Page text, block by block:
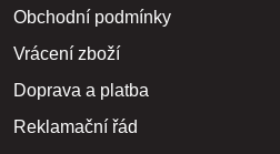
Obchodní podmínky
Vrácení zboží
Doprava a platba
Reklamační řád